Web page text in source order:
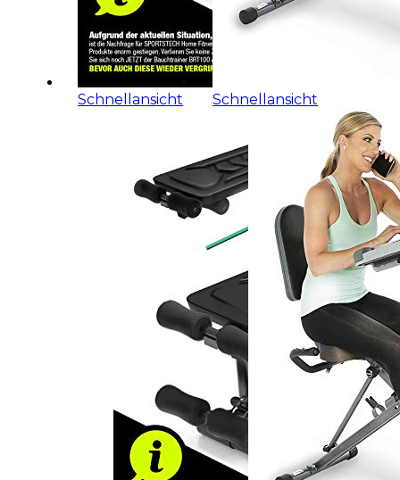
Schnellansicht Schnellansicht